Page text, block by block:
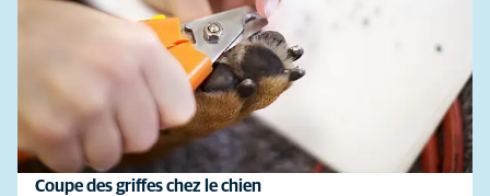
Coupe des griffes chez le chien